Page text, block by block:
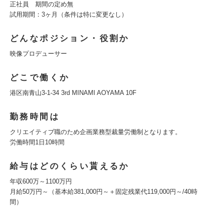
正社員 期間の定め無
試用期間：3ヶ月（条件は特に変更なし）
どんなポジション・役割か
映像プロデューサー
どこで働くか
港区南青山3-1-34 3rd MINAMI AOYAMA 10F
勤務時間は
クリエイティブ職のため企画業務型裁量労働制となります。
労働時間1日10時間
給与はどのくらい貰えるか
年収600万～1100万円
月給50万円～（基本給381,000円～＋固定残業代119,000円～/40時
間）